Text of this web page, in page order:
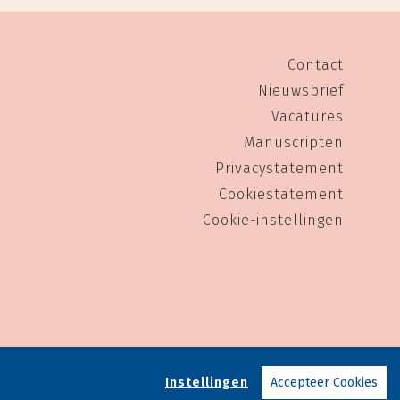
Contact
Nieuwsbrief
Vacatures
Manuscripten
Privacystatement
Cookiestatement
Cookie-instellingen
Instellingen Accepteer Cookies